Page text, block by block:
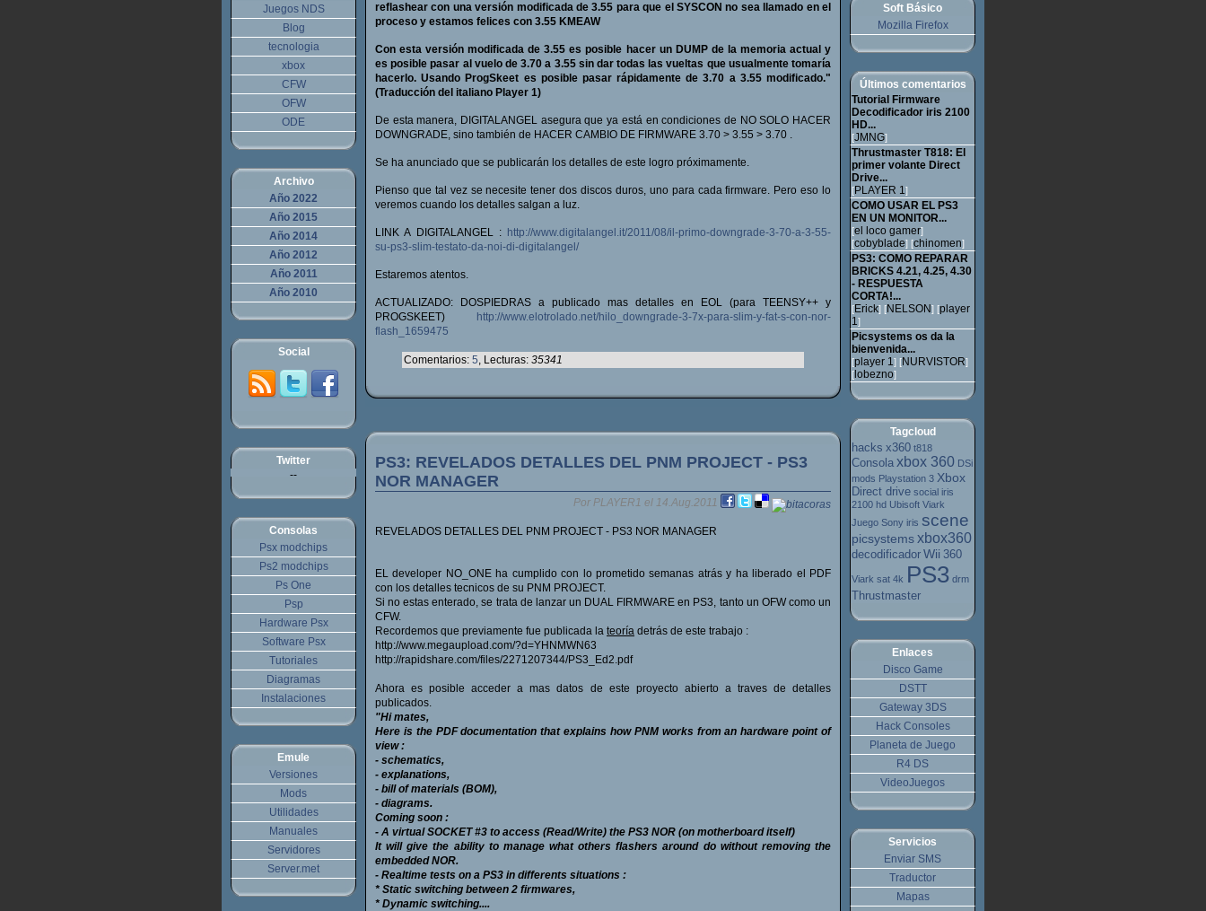
reflashear con una versión modificada de 3.55 para que el SYSCON no sea llamado en el
proceso y estamos felices con 3.55 KMEAW
Con esta versión modificada de 3.55 es posible hacer un DUMP de la memoria actual y
es posible pasar al vuelo de 3.70 a 3.55 sin dar todas las vueltas que usualmente tomaría
hacerlo. Usando ProgSkeet es posible pasar rápidamente de 3.70 a 3.55 modificado."
(Traducción del italiano Player 1)
De esta manera, DIGITALANGEL asegura que ya está en condiciones de NO SOLO HACER
DOWNGRADE, sino también de HACER CAMBIO DE FIRMWARE 3.70 > 3.55 > 3.70 .
Se ha anunciado que se publicarán los detalles de este logro próximamente.
Pienso que tal vez se necesite tener dos discos duros, uno para cada firmware. Pero eso lo
veremos cuando los detalles salgan a luz.
LINK A DIGITALANGEL : http://www.digitalangel.it/2011/08/il-primo-downgrade-3-70-a-3-55-
su-ps3-slim-testato-da-noi-di-digitalangel/
Estaremos atentos.
ACTUALIZADO: DOSPIEDRAS a publicado mas detalles en EOL (para TEENSY++ y
PROGSKEET)
http://www.elotrolado.net/hilo_downgrade-3-7x-para-slim-y-fat-s-con-nor-
flash_1659475
Comentarios: 5, Lecturas: 35341
PS3: REVELADOS DETALLES DEL PNM PROJECT - PS3
NOR MANAGER
Por PLAYER1 el 14.Aug.2011
REVELADOS DETALLES DEL PNM PROJECT - PS3 NOR MANAGER
EL developer NO_ONE ha cumplido con lo prometido semanas atrás y ha liberado el PDF
con los detalles tecnicos de su PNM PROJECT.
Si no estas enterado, se trata de lanzar un DUAL FIRMWARE en PS3, tanto un OFW como un
CFW.
Recordemos que previamente fue publicada la teoría detrás de este trabajo :
http://www.megaupload.com/?d=YHNMWN63
http://rapidshare.com/files/2271207344/PS3_Ed2.pdf
Ahora es posible acceder a mas datos de este proyecto abierto a traves de detalles
publicados.
"Hi mates,
Here is the PDF documentation that explains how PNM works from an hardware point of
view :
- schematics,
- explanations,
- bill of materials (BOM),
- diagrams.
Coming soon :
- A virtual SOCKET #3 to access (Read/Write) the PS3 NOR (on motherboard itself)
It will give the ability to manage what others flashers around do without removing the
embedded NOR.
- Realtime tests on a PS3 in differents situations :
* Static switching between 2 firmwares,
* Dynamic switching....
Soft Básico
Mozilla Firefox
Últimos comentarios
Tutorial Firmware
Decodificador iris 2100
HD...
[JMNG]
Thrustmaster T818: El
primer volante Direct
Drive...
[PLAYER 1]
COMO USAR EL PS3
EN UN MONITOR...
[el loco gamer]
[cobyblade] [chinomen]
PS3: COMO REPARAR
BRICKS 4.21, 4.25, 4.30
- RESPUESTA
CORTA!...
[Erick] [NELSON] [player
1]
Picsystems os da la
bienvenida...
[player 1] [NURVISTOR]
[ lobezno]
Tagcloud
hacks x360 t818
Consola xbox 360 DSi
mods Playstation 3 Xbox
Direct drive social iris
2100 hd Ubisoft Viark
Juego Sony iris scene
picsystemsxbox360
decodificador Wii 360
Viark sat 4k PS3 drm
Thrustmaster
Enlaces
Disco Game
DSTT
Gateway 3DS
Hack Consoles
Planeta de Juego
R4 DS
VideoJuegos
Servicios
Enviar SMS
Traductor
Mapas
Juegos NDS
Blog
tecnologia
xbox
CFW
OFW
ODE
Archivo
Año 2022
Año 2015
Año 2014
Año 2012
Año 2011
Año 2010
Social
Twitter
--
Consolas
Psx modchips
Ps2 modchips
Ps One
Psp
Hardware Psx
Software Psx
Tutoriales
Diagramas
Instalaciones
Emule
Versiones
Mods
Utilidades
Manuales
Servidores
Server.met